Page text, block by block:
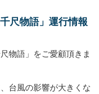
尺物語」運行情報
物語」をご愛顧頂きま
台風の影響が大きくな